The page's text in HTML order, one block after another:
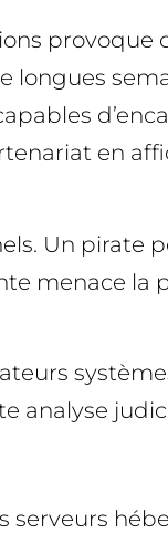
longues
en
Un pirate
menace la
analyse